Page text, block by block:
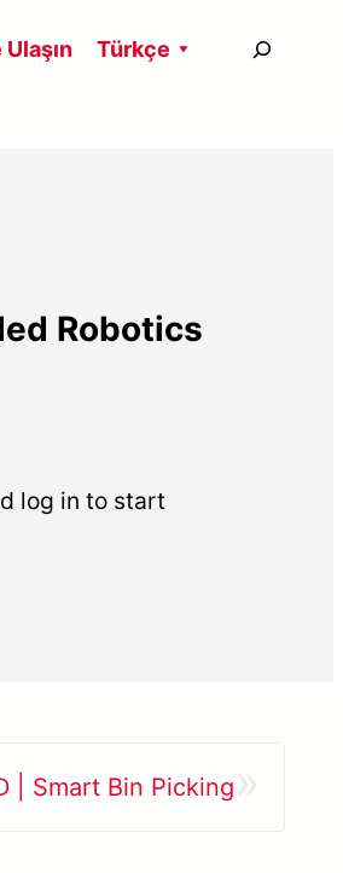
Ulaşın Türkçe
Robotics
log in to start
| Smart Bin Picking